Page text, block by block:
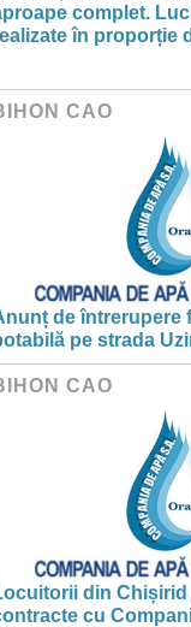
complet.
în proporție
CAO
de întrerupere
pe strada
CAO
din
cu